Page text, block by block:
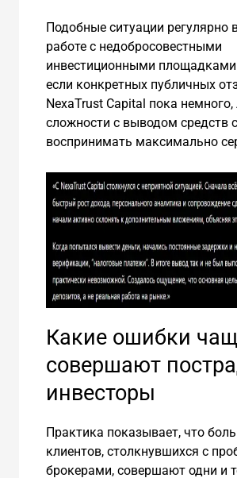
Подобные ситуации регулярно
работе с недобросовестными
инвестиционными
если конкретных публичных
NexaTrust Capital пока
сложности с выводом средств
воспринимать максимально
Какие ошибки
совершают
инвесторы
Практика показывает, что
клиентов, столкнувшихся с
брокерами, совершают одни и